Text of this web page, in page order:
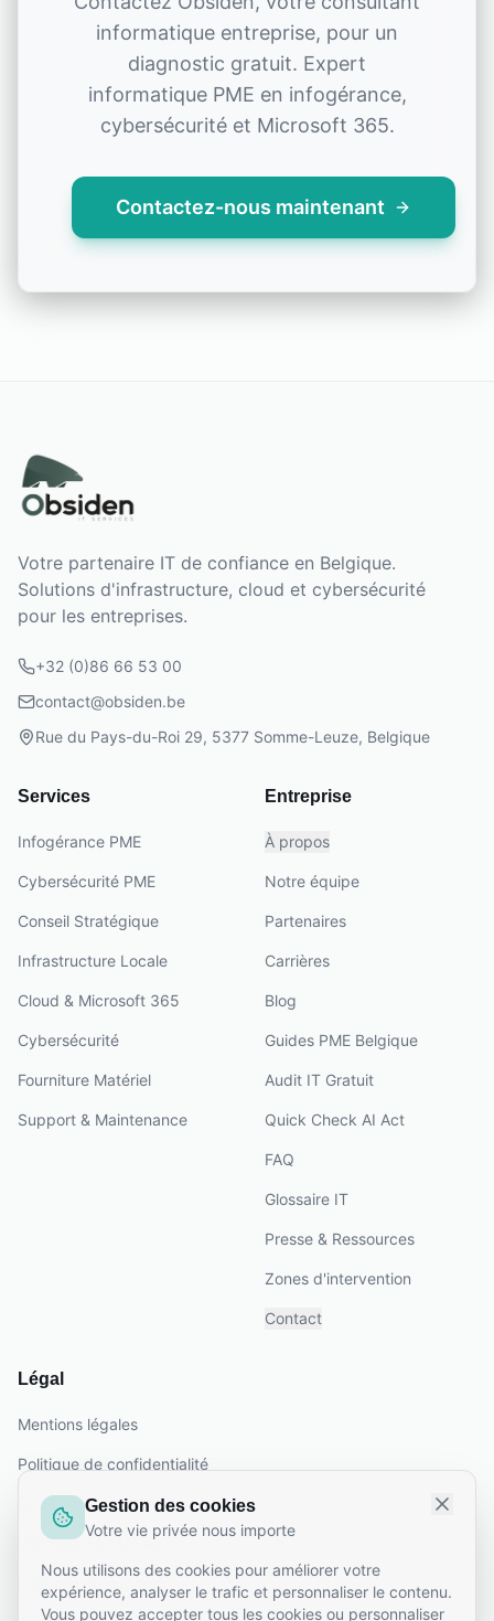
informatique entreprise, pour un
diagnostic gratuit. Expert
informatique PME en infogérance,
cybersécurité et Microsoft 365.
Contactez-nous maintenant
Votre partenaire IT de confiance en Belgique.
Solutions d'infrastructure, cloud et cybersécurité
pour les entreprises.
+32 (0)86 66 53 00
contact@obsiden.be
Rue du Pays-du-Roi 29, 5377 Somme-Leuze, Belgique
Services
Infogérance PME
Cybersécurité PME
Conseil Stratégique
Infrastructure Locale
Cloud & Microsoft 365
Cybersécurité
Fourniture Matériel
Support & Maintenance
Entreprise
À propos
Notre équipe
Partenaires
Carrières
Blog
Guides PME Belgique
Audit IT Gratuit
Quick Check AI Act
FAQ
Glossaire IT
Presse & Ressources
Zones d'intervention
Contact
Légal
Mentions légales
Politique de confidentialité
Conditions générales
Politique de cookies
Politique de support
Gestion des cookies
Votre vie privée nous importe
Nous utilisons des cookies pour améliorer votre
expérience, analyser le trafic et personnaliser le contenu.
Vous pouvez accepter tous les cookies ou personnaliser